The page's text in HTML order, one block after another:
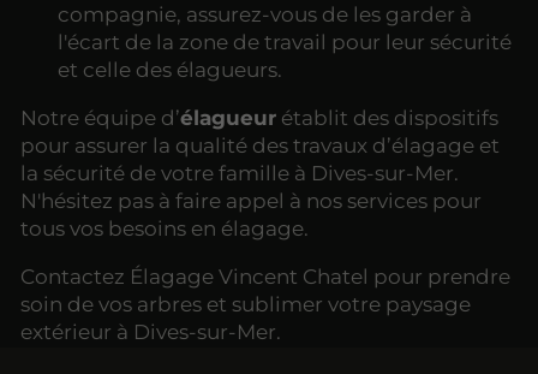
compagnie, assurez-vous de les garder à
l'écart de la zone de travail pour leur sécurité
et celle des élagueurs.
Notre équipe d’élagueur établit des dispositifs
pour assurer la qualité des travaux d’élagage et
la sécurité de votre famille à Dives-sur-Mer.
N'hésitez pas à faire appel à nos services pour
tous vos besoins en élagage.
Contactez Élagage Vincent Chatel pour prendre
soin de vos arbres et sublimer votre paysage
extérieur à Dives-sur-Mer.